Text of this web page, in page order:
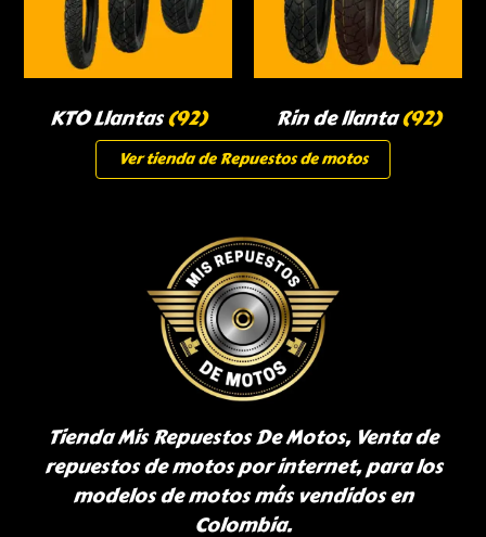
KTO Llantas(92) Rin de llanta(92)
Ver tienda de Repuestos de motos
Tienda Mis Repuestos De Motos, Venta de
repuestos de motos por internet, para los
modelos de motos más vendidos en
Colombia.